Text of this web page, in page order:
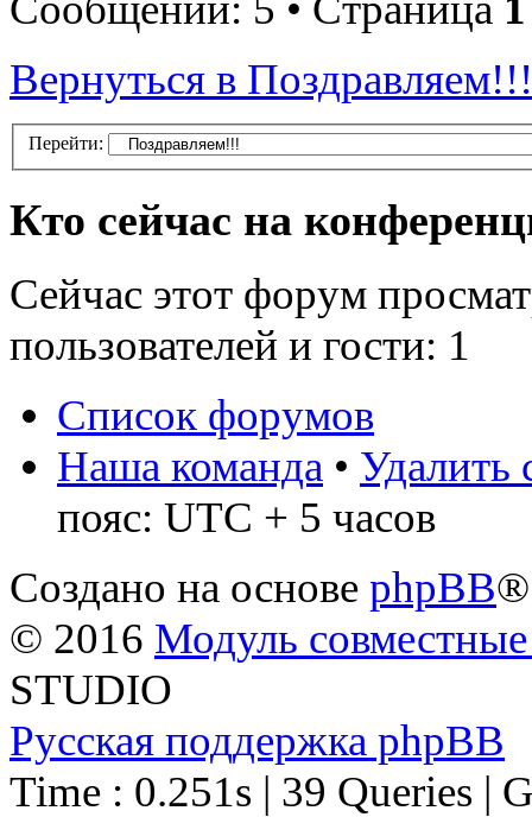
Вернуться в Поздравляем!!!
Перейти:
Кто сейчас на
Сейчас этот форум
пользователей и гости: 1
Список форумов
Наша команда • Удалить
пояс: UTC + 5 часов
Создано на основе phpBB®
© 2016 Модуль
STUDIO
Русская поддержка phpBB
Time : 0.251s | 39 Queries |